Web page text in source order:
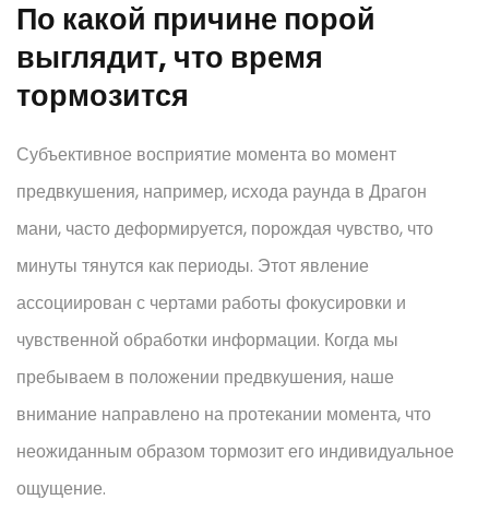
По какой причине порой
выглядит, что время
тормозится
Субъективное восприятие момента во момент
предвкушения, например, исхода раунда в Драгон
мани, часто деформируется, порождая чувство, что
минуты тянутся как периоды. Этот явление
ассоциирован с чертами работы фокусировки и
чувственной обработки информации. Когда мы
пребываем в положении предвкушения, наше
внимание направлено на протекании момента, что
неожиданным образом тормозит его индивидуальное
ощущение.